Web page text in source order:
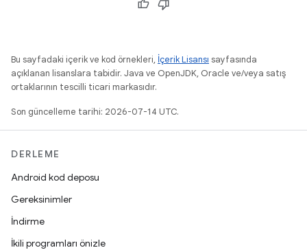
Bu sayfadaki içerik ve kod örnekleri, İçerik Lisansı sayfasında
açıklanan lisanslara tabidir. Java ve OpenJDK, Oracle ve/veya satış
ortaklarının tescilli ticari markasıdır.
Son güncelleme tarihi: 2026-07-14 UTC.
DERLEME
Android kod deposu
Gereksinimler
İndirme
İkili programları önizle